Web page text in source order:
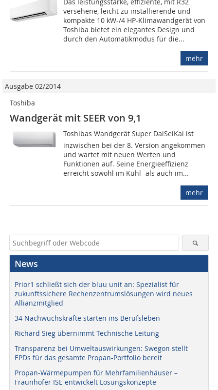
Das leistungsstarke, effiziente, mit R32
versehene, leicht zu installierende und
kompakte 10 kW-/4 HP-Klimawandgerät von
Toshiba bietet ein elegantes Design und
durch den Automatikmodus für die...
mehr
Ausgabe 02/2014
Toshiba
Wandgerät mit SEER von 9,1
Toshibas Wandgerät Super DaiSeiKai ist
inzwischen bei der 8. Version angekommen
und wartet mit neuen Werten und
Funktionen auf. Seine Energieeffizienz
erreicht sowohl im Kühl- als auch im...
mehr
News
Prior1 schließt sich der bluu unit an: Spezialist für
zukunftssichere Rechenzentrumslösungen wird neues
Allianzmitglied
34 Nachwuchskräfte starten ins Berufsleben
Richard Sieg übernimmt Technische Leitung
Transparenz bei Umweltauswirkungen: Swegon stellt
EPDs für das gesamte Propan-Portfolio bereit
Propan-Wärmepumpen für Mehrfamilienhäuser –
Fraunhofer ISE entwickelt Lösungskonzepte